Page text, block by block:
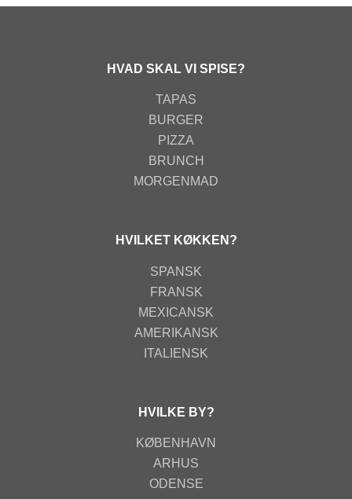
HVAD SKAL VI SPISE?
TAPAS
BURGER
PIZZA
BRUNCH
MORGENMAD
HVILKET KØKKEN?
SPANSK
FRANSK
MEXICANSK
AMERIKANSK
ITALIENSK
HVILKE BY?
KØBENHAVN
ARHUS
ODENSE